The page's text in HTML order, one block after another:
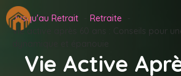
Aller
auJusqu'au Retrait
Retraite
Vie active après 60 ans : Conseils pour
Vie Active